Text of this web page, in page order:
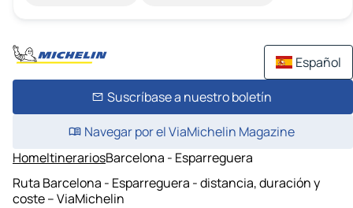
Español
Suscríbase a nuestro boletín
Navegar por el ViaMichelin Magazine
HomeItinerariosBarcelona - Esparreguera
Ruta Barcelona - Esparreguera - distancia, duración y
coste – ViaMichelin